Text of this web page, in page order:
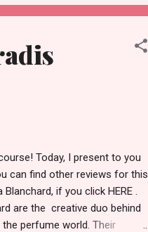
Today, I present to you
can find other reviews for this
if you click HERE .
are the creative duo behind
perfume world. Their